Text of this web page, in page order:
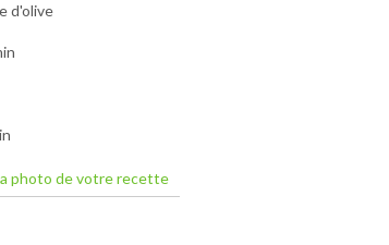
d'olive
photo de votre recette